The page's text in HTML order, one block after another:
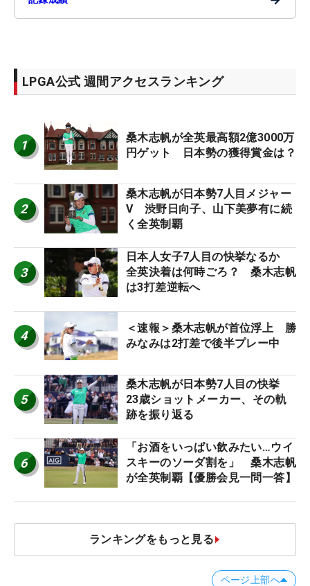
LPGA公式 週間アクセスランキング
1
桑木志帆が全英最高額2億3000万
円ゲット 日本勢の獲得賞金は？
2
桑木志帆が日本勢7人目メジャー
V 渋野日向子、山下美夢有に続
く全英制覇
3
日本人女子7人目の快挙なるか
全英決着は何時ごろ？ 桑木志帆
は3打差逆転へ
4
＜速報＞桑木志帆が首位浮上 勝
みなみは2打差で後半プレー中
5
桑木志帆が日本勢7人目の快挙
23歳ショットメーカー、その軌
跡を振り返る
6
「お酒をいっぱい飲みたい…ウイ
スキーのソーダ割を」 桑木志帆
が全英制覇【優勝会見一問一答】
ランキングをもっと見る
ページ上部へ